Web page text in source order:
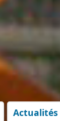
Actualités